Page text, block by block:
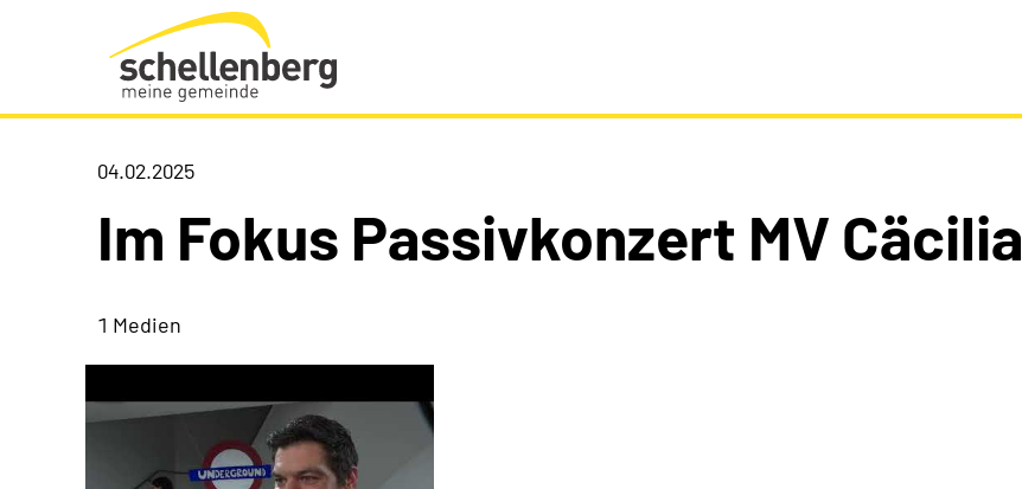
Gemeinde Schellenberg Startseite
04.02.2025
Im Fokus Passivkonzert MV Cäcilia
1 Medien